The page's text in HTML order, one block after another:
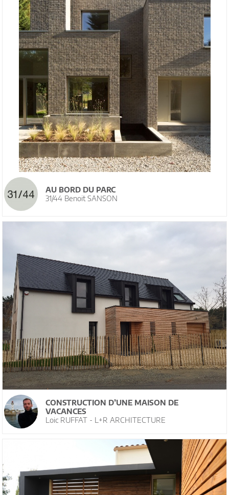
AU BORD DU PARC
31/44 Benoit SANSON
CONSTRUCTION D’UNE MAISON DE
VACANCES
Loic RUFFAT - L+R ARCHITECTURE